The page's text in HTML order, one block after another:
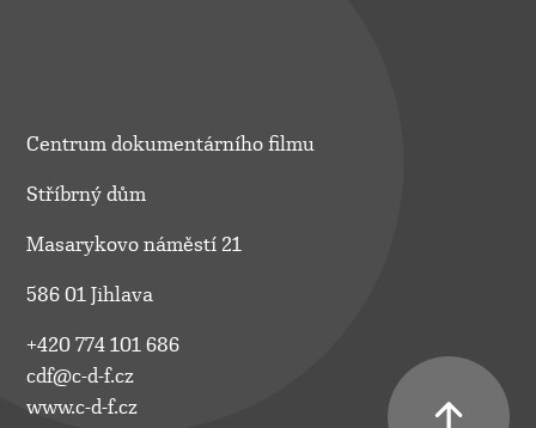
Centrum dokumentárního filmu
Stříbrný dům
Masarykovo náměstí 21
586 01 Jihlava
+420 774 101 686
cdf@c-d-f.cz
www.c-d-f.cz